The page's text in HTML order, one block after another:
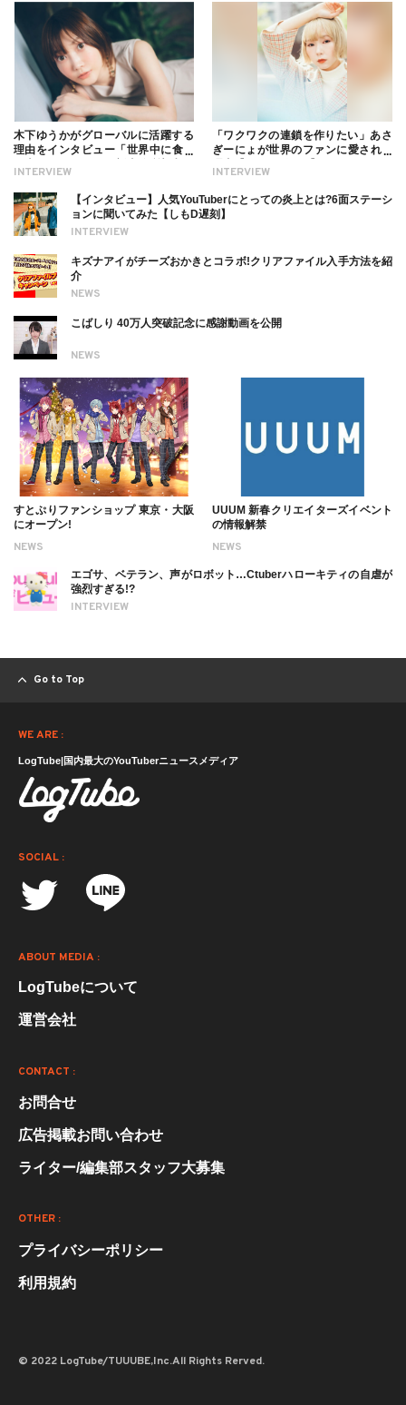
INTERVIEW
木下ゆうかがグローバルに活躍する
理由をインタビュー「世界中に食べ
ついても
INTERVIEW
「ワクワクの連鎖を作りたい」あさ
ぎーにょが世界のファンに愛される
INTERVIEW
【インタビュー】人気YouTuberにとっての炎上とは?6面ステーシ
ョンに聞いてみた【しもD遅刻】
NEWS
キズナアイがチーズおかきとコラボ!クリアファイル入手方法を紹
介
NEWS
こばしり 40万人突破記念に感謝動画を公開
NEWS
すとぷりファンショップ 東京・大阪
にオープン!
NEWS
UUUM 新春クリエイターズイベント
の情報解禁
INTERVIEW
エゴサ、ベテラン、声がロボット…Ctuberハローキティの自虐が
強烈すぎる!?
Go to Top
WE ARE :
LogTube|国内最大のYouTuberニュースメディア
SOCIAL :
ABOUT MEDIA :
LogTubeについて
運営会社
CONTACT :
お問合せ
広告掲載お問い合わせ
ライター/編集部スタッフ大募集
OTHER :
プライバシーポリシー
利用規約
© 2022 LogTube/TUUUBE,Inc.All Rights Rerved.